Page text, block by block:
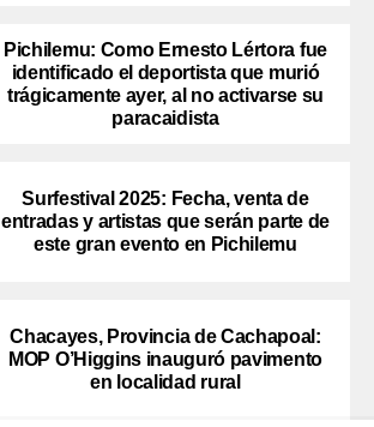
Pichilemu: Como Ernesto Lértora fue
identificado el deportista que murió
trágicamente ayer, al no activarse su
paracaidista
Surfestival 2025: Fecha, venta de
entradas y artistas que serán parte de
este gran evento en Pichilemu
Chacayes, Provincia de Cachapoal:
MOP O’Higgins inauguró pavimento
en localidad rural